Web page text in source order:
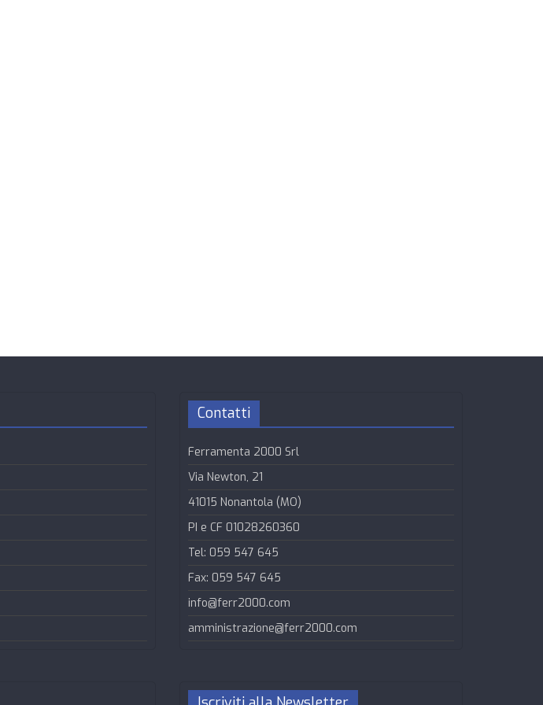
Contatti
Ferramenta 2000 Srl
Via Newton, 21
41015 Nonantola (MO)
PI e CF 01028260360
Tel: 059 547 645
Fax: 059 547 645
info@ferr2000.com
amministrazione@ferr2000.com